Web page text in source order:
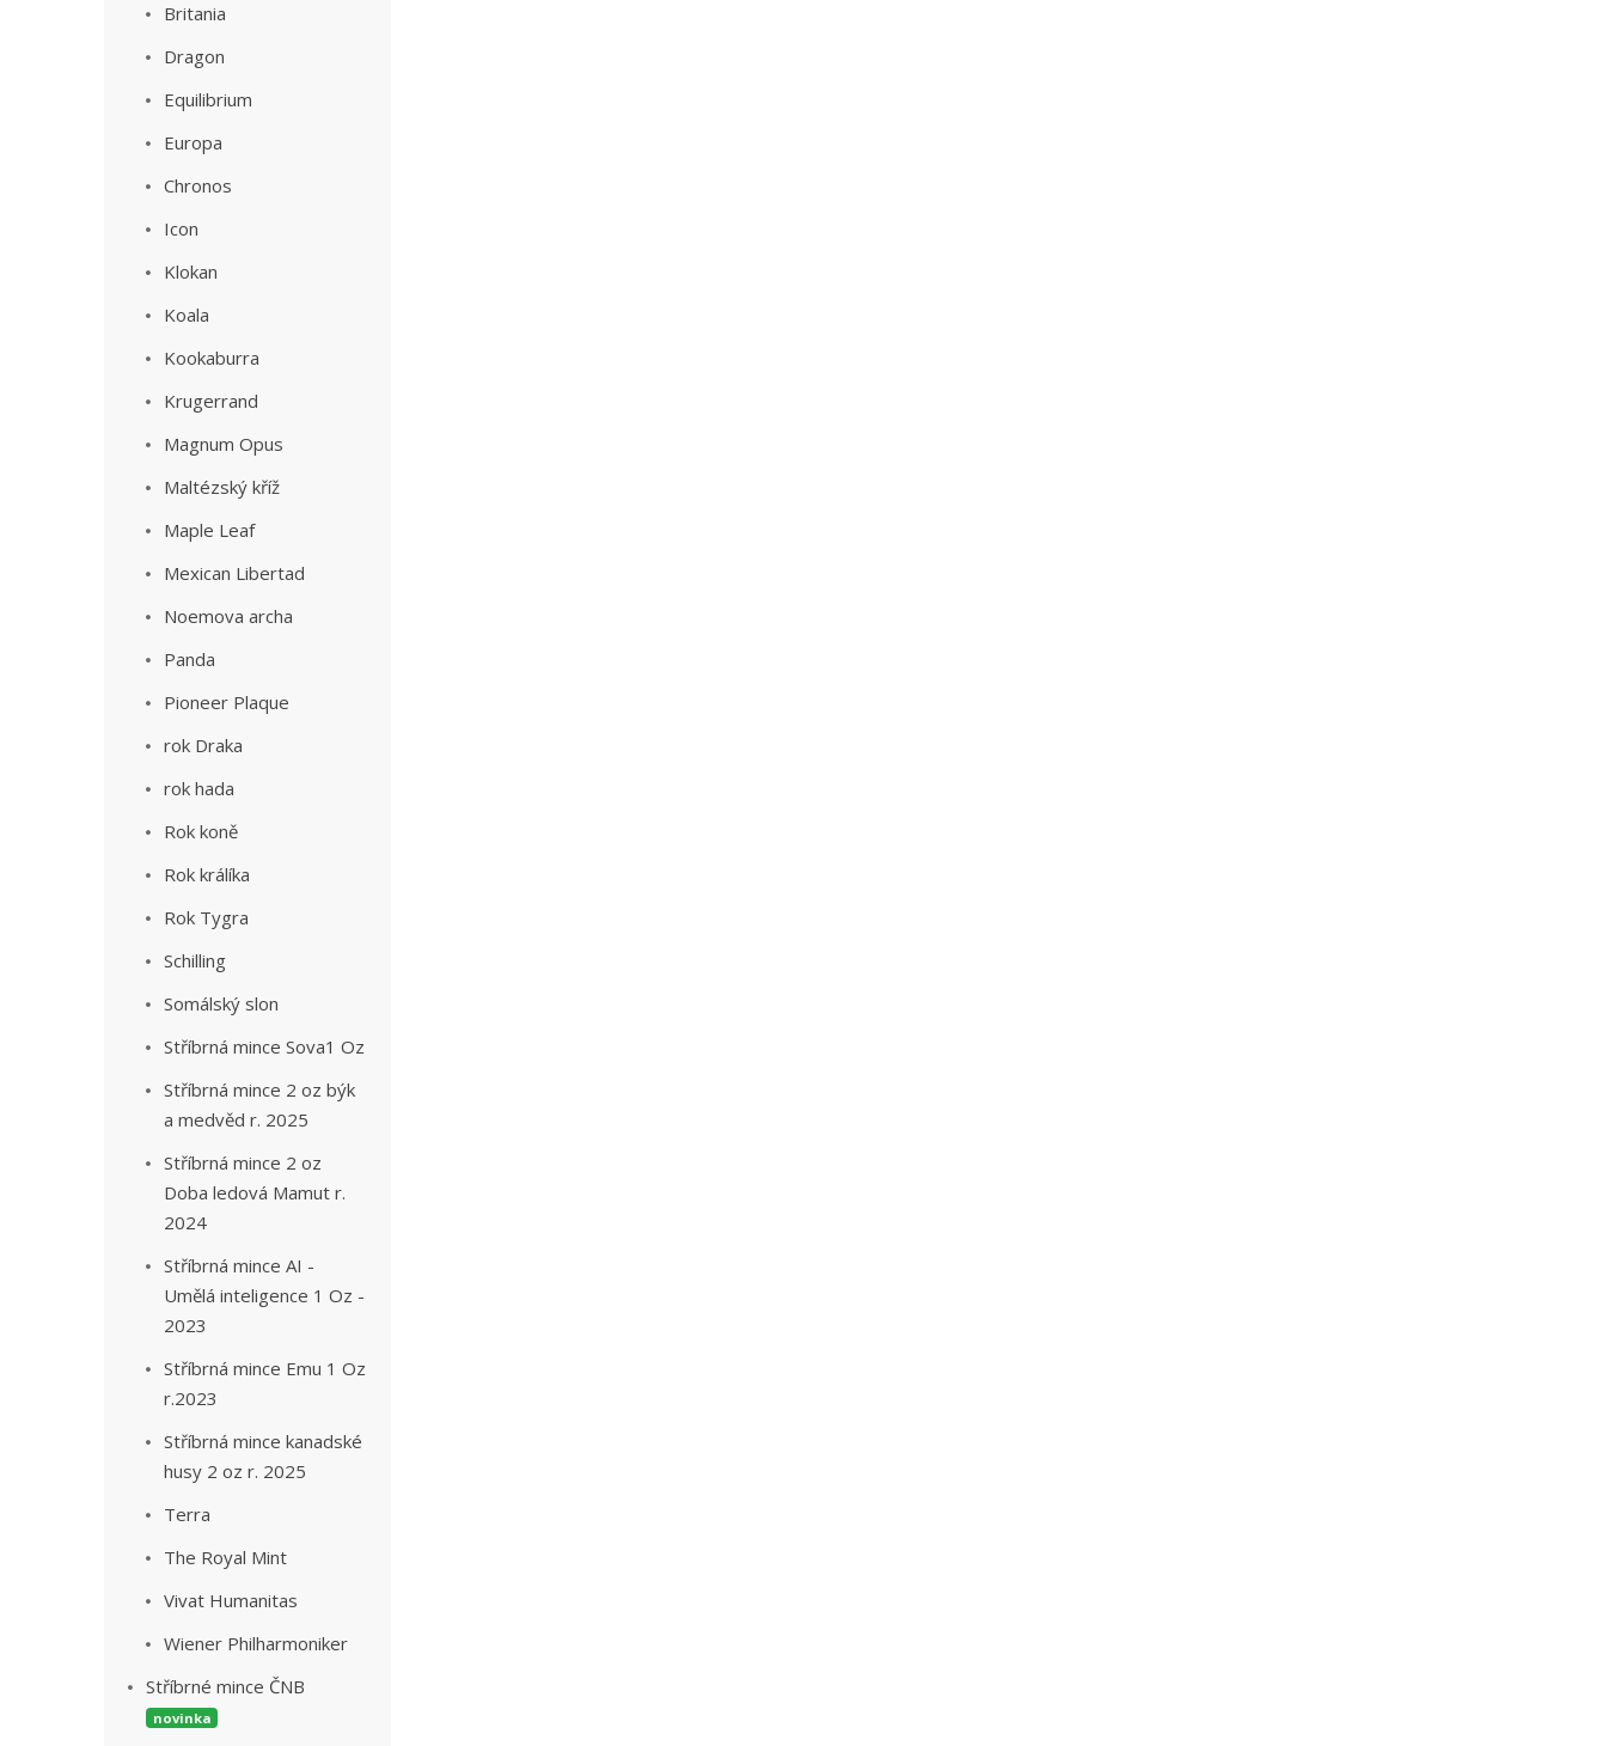
Britania
Dragon
Equilibrium
Europa
Chronos
Icon
Klokan
Koala
Kookaburra
Krugerrand
Magnum Opus
Maltézský kříž
Maple Leaf
Mexican Libertad
Noemova archa
Panda
Pioneer Plaque
rok Draka
rok hada
Rok koně
Rok králíka
Rok Tygra
Schilling
Somálský slon
Stříbrná mince Sova1 Oz
Stříbrná mince 2 oz býk
a medvěd r. 2025
Stříbrná mince 2 oz
Doba ledová Mamut r.
2024
Stříbrná mince AI -
Umělá inteligence 1 Oz -
2023
Stříbrná mince Emu 1 Oz
r.2023
Stříbrná mince kanadské
husy 2 oz r. 2025
Terra
The Royal Mint
Vivat Humanitas
Wiener Philharmoniker
Stříbrné mince ČNB
novinka